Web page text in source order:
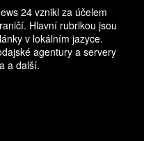
24 vznikl za účelem
Hlavní rubrikou jsou
v lokálním jazyce.
agentury a servery
a další.